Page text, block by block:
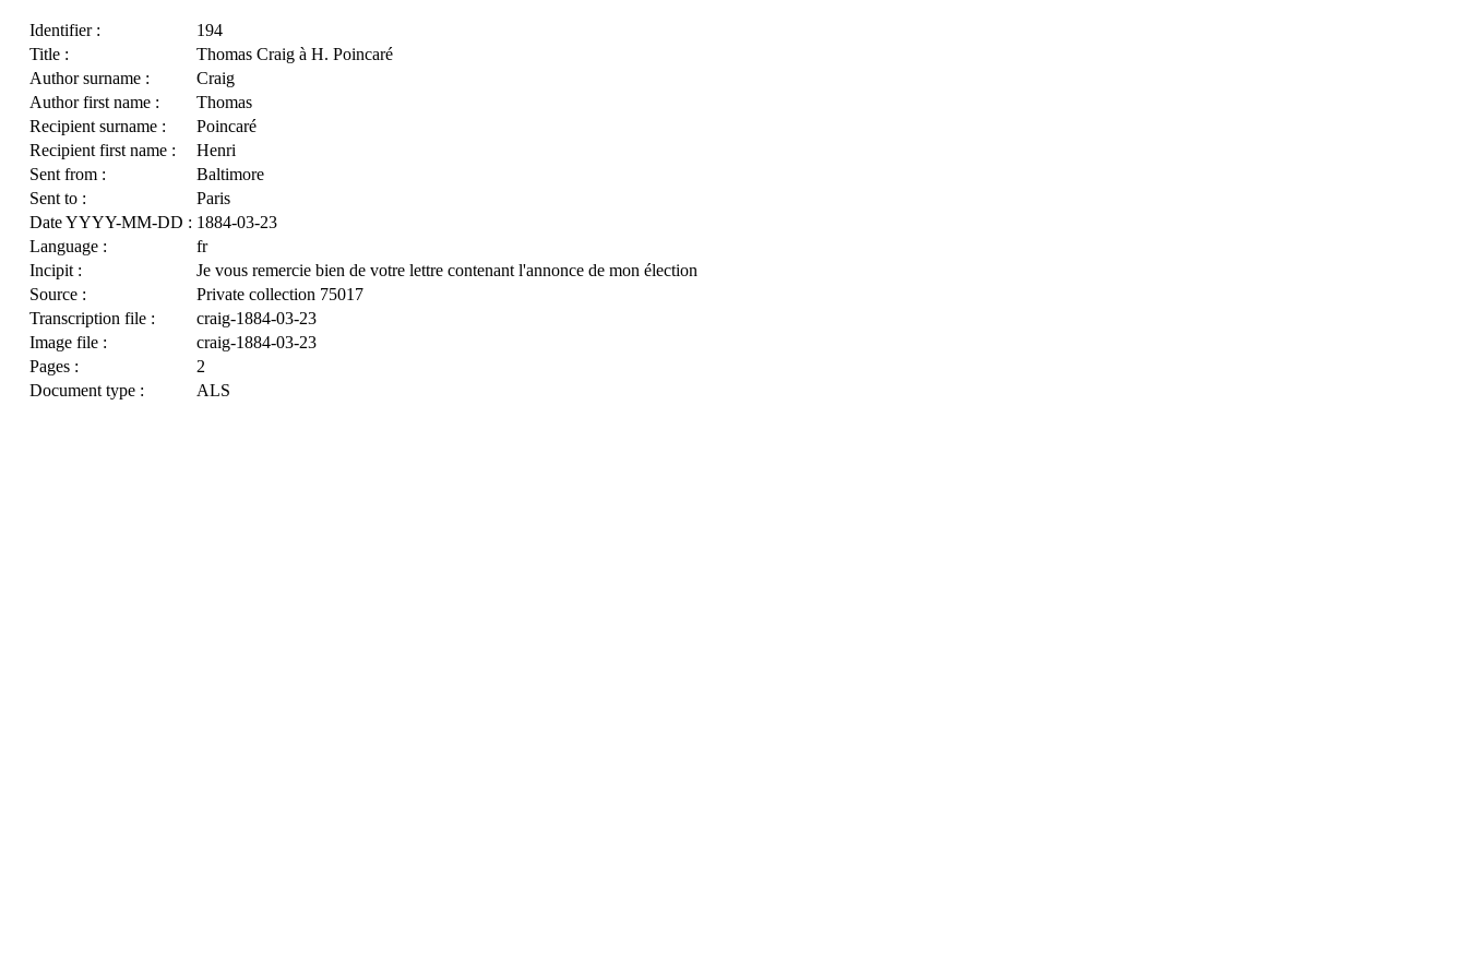
Identifier :
194
Title :
Thomas Craig à H. Poincaré
Author surname :
Craig
Author first name :
Thomas
Recipient surname :
Poincaré
Recipient first name :
Henri
Sent from :
Baltimore
Sent to :
Paris
Date YYYY-MM-DD : 1884-03-23
Language :
fr
Incipit :
Je vous remercie bien de votre lettre contenant l'annonce de mon élection
Source :
Private collection 75017
Transcription file :
craig-1884-03-23
Image file :
craig-1884-03-23
Pages :
2
Document type :
ALS